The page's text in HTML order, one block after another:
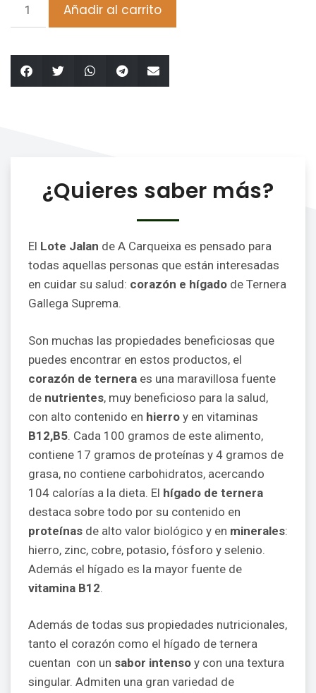
Añadir al carrito
¿Quieres saber más?
El Lote Jalan de A Carqueixa es pensado para
todas aquellas personas que están interesadas
en cuidar su salud: corazón e hígado de Ternera
Gallega Suprema.
Son muchas las propiedades beneficiosas que
puedes encontrar en estos productos, el
corazón de ternera es una maravillosa fuente
de nutrientes, muy beneficioso para la salud,
con alto contenido en hierro y en vitaminas
B12,B5. Cada 100 gramos de este alimento,
contiene 17 gramos de proteínas y 4 gramos de
grasa, no contiene carbohidratos, acercando
104 calorías a la dieta. El hígado de ternera
destaca sobre todo por su contenido en
proteínas de alto valor biológico y en minerales:
hierro, zinc, cobre, potasio, fósforo y selenio.
Además el hígado es la mayor fuente de
vitamina B12.
Además de todas sus propiedades nutricionales,
tanto el corazón como el hígado de ternera
cuentan con un sabor intenso y con una textura
singular. Admiten una gran variedad de